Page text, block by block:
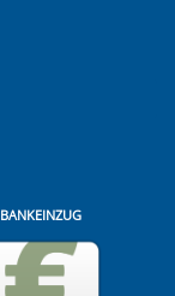
BANKEINZUG